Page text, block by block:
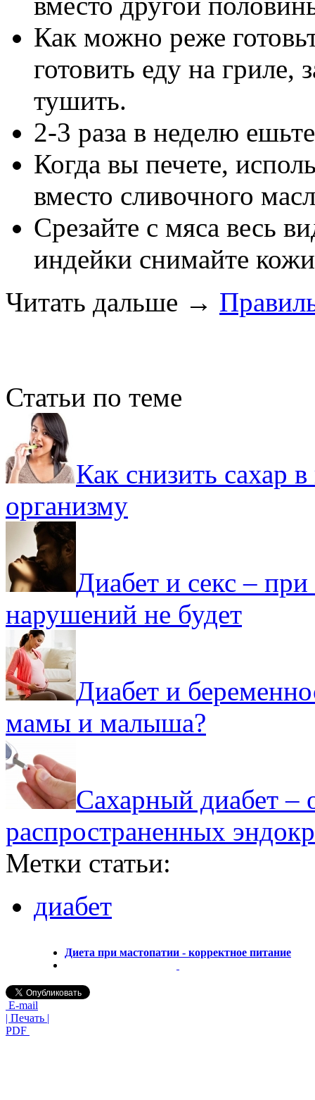
Как можно реже
готовить еду на гриле,
тушить.
2-3 раза в неделю
Когда вы печете,
вместо сливочного
Срезайте с мяса весь
индейки снимайте
Читать дальше →
Статьи по теме
Как снизить сахар
организму
Диабет и секс –
нарушений не будет
Диабет и
мамы и малыша?
Сахарный диабет –
распространенных
Метки статьи:
диабет
Диета при мастопатии - корректное питание
E-mail
| Печать |
PDF